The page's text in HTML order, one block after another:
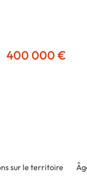
400 000 €
sur le territoire